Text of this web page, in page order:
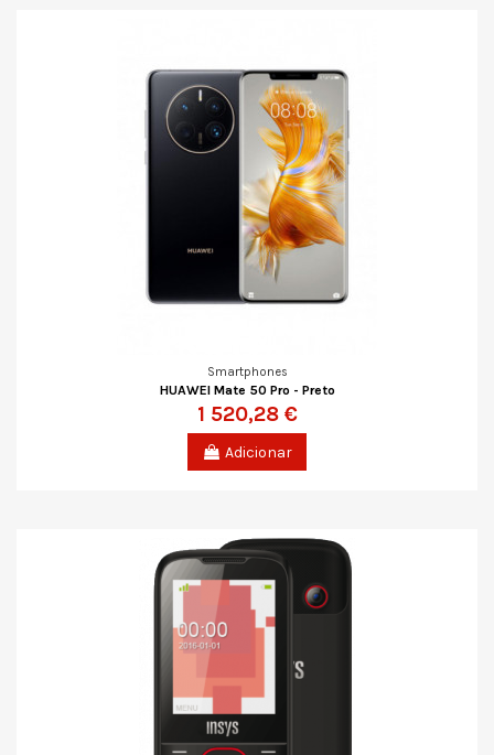
Smartphones
HUAWEI Mate 50 Pro - Preto
1 520,28 €
Adicionar